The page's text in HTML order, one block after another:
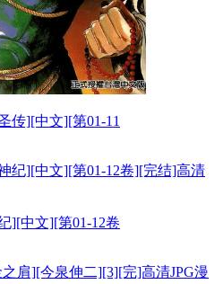
传][中文][第01-11
][中文][第01-12卷